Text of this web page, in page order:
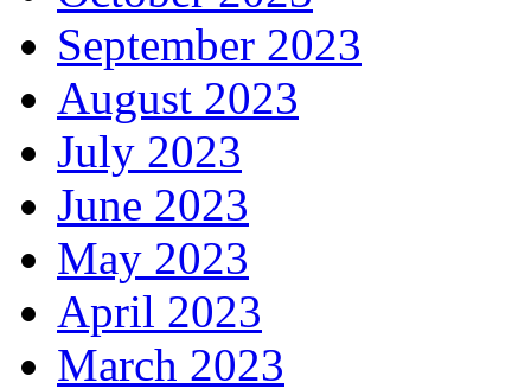
September 2023
August 2023
July 2023
June 2023
May 2023
April 2023
March 2023